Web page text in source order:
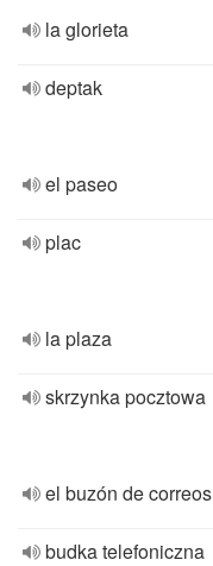
la glorieta
deptak
el paseo
plac
la plaza
skrzynka pocztowa
el buzón de correos
budka telefoniczna